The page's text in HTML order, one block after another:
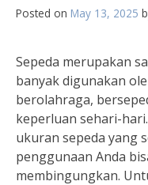
Posted on May 13, 2025
Sepeda merupakan
banyak digunakan
berolahraga,
keperluan sehari-
ukuran sepeda yang
penggunaan Anda
membingungkan.